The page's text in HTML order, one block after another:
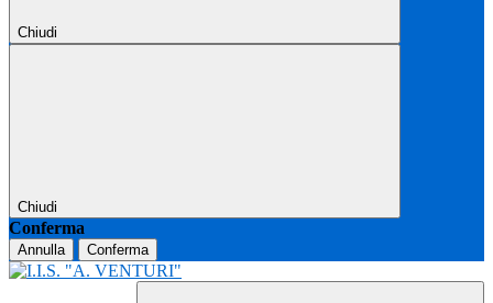
Chiudi
Chiudi
Conferma
Annulla Conferma